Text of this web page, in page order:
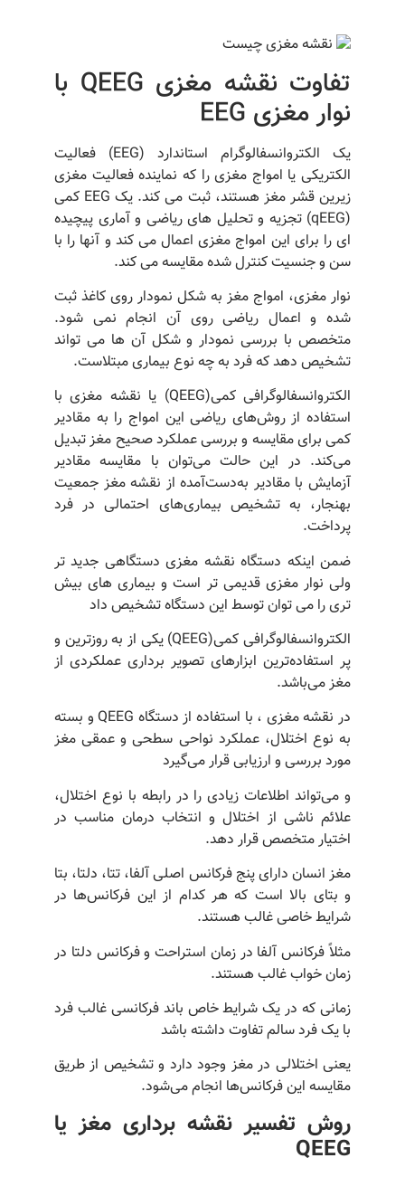
تفاوت نقشه مغزی QEEG با
نوار مغزی EEG
یک الکتروانسفالوگرام استاندارد (EEG) فعالیت
الکتریکی یا امواج مغزی را که نماینده فعالیت مغزی
زیرین قشر مغز هستند، ثبت می کند. یک EEG کمی
(qEEG) تجزیه و تحلیل های ریاضی و آماری پیچیده
ای را برای این امواج مغزی اعمال می کند و آنها را با
سن و جنسیت کنترل شده مقایسه می کند.
نوار مغزی، امواج مغز به شکل نمودار روی کاغذ ثبت
شده و اعمال ریاضی روی آن انجام نمی شود.
متخصص با بررسی نمودار و شکل آن ها می تواند
تشخیص دهد که فرد به چه نوع بیماری مبتلاست.
الکتروانسفالوگرافی کمی(QEEG) یا نقشه مغزی با
استفاده از روش‌های ریاضی این امواج را به مقادیر
کمی برای مقایسه و بررسی عملکرد صحیح مغز تبدیل
می‌کند. در این حالت می‌توان با مقایسه مقادیر
آزمایش با مقادیر به‌دست‌آمده از نقشه مغز جمعیت
بهنجار، به تشخیص بیماری‌های احتمالی در فرد
پرداخت.
ضمن اینکه دستگاه نقشه مغزی دستگاهی جدید تر
ولی نوار مغزی قدیمی تر است و بیماری های بیش
تری را می توان توسط این دستگاه تشخیص داد
الکتروانسفالوگرافی کمی(QEEG) یکی از به روزترین و
پر استفاده‌ترین ابزارهای تصویر برداری عملکردی از
مغز می‌باشد.
در نقشه مغزی ، با استفاده از دستگاه QEEG و بسته
به نوع اختلال، عملکرد نواحی سطحی و عمقی مغز
مورد بررسی و ارزیابی قرار می‌گیرد
و می‌تواند اطلاعات زیادی را در رابطه با نوع اختلال،
علائم ناشی از اختلال و انتخاب درمان مناسب در
اختیار متخصص قرار دهد.
مغز انسان دارای پنج فرکانس اصلی آلفا، تتا، دلتا، بتا
و بتای بالا است که هر کدام از این فرکانس‌ها در
شرایط خاصی غالب هستند.
مثلاً فرکانس آلفا در زمان استراحت و فرکانس دلتا در
زمان خواب غالب هستند.
زمانی که در یک شرایط خاص باند فرکانسی غالب فرد
با یک فرد سالم تفاوت داشته باشد
یعنی اختلالی در مغز وجود دارد و تشخیص از طریق
مقایسه این فرکانس‌ها انجام می‌شود.
روش تفسیر نقشه برداری مغز یا
QEEG